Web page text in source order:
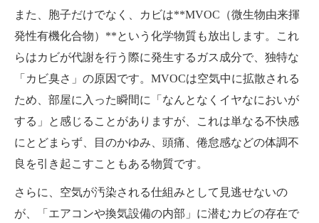
また、胞子だけでなく、カビは**MVOC（微生物由来揮
発性有機化合物）**という化学物質も放出します。これ
らはカビが代謝を行う際に発生するガス成分で、独特な
「カビ臭さ」の原因です。MVOCは空気中に拡散される
ため、部屋に入った瞬間に「なんとなくイヤなにおいが
する」と感じることがありますが、これは単なる不快感
にとどまらず、目のかゆみ、頭痛、倦怠感などの体調不
良を引き起こすこともある物質です。
さらに、空気が汚染される仕組みとして見逃せないの
が、「エアコンや換気設備の内部」に潜むカビの存在で